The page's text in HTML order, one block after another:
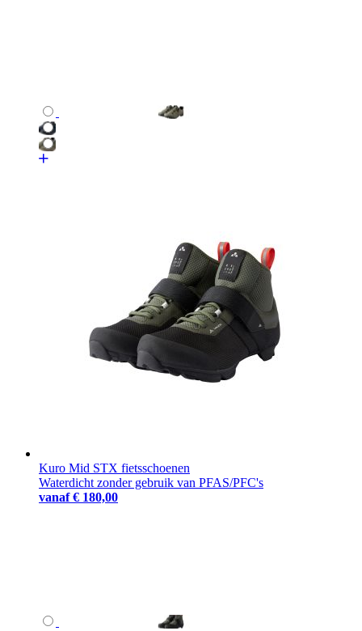
Kuro Mid STX fietsschoenen
Waterdicht zonder gebruik van PFAS/PFC's
vanaf € 180,00